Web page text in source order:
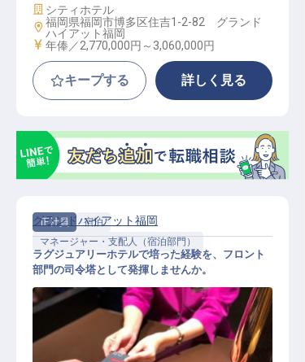
施設業態
シティホテル
勤務地
福岡県福岡市博多区住吉1-2-82 グランド
ハイアット福岡
給与
年俸／2,770,000円～ 3,060,000円
キープする 詳しく見る
正社員
宿泊
マネージャー・支配人（宿泊部門）
グランドハイアット福岡
ラグジュアリーホテルで培った経験を、フロント
部門の司令塔として発揮しませんか。